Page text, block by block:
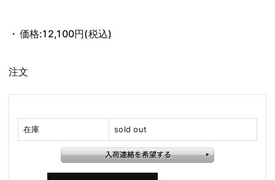
価格:12,100円(税込)
注文
在庫 sold out